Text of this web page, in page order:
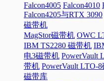
Falcon4005 Falcon4010
Falcon4205与RTX 3090
磁带机
MagStor磁带机 OWC
IBM TS2280 磁带机
电3磁带机 PowerVault
带机 PowerVault LTO-
磁带库